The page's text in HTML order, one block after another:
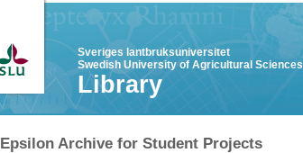
Sveriges lantbruksuniversitet
Swedish University of Agricultural Sciences
Library
Epsilon Archive for Student Projects